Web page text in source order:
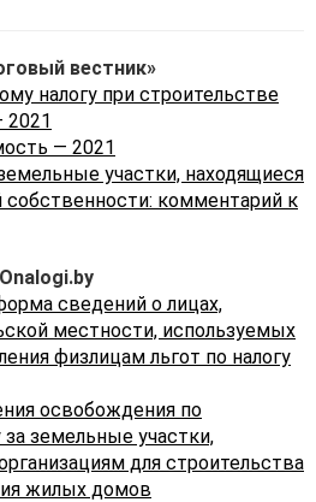
вестник»
налогу при строительстве
2021
— 2021
участки, находящиеся
собственности: комментарий к
сведений о лицах,
местности, используемых
физлицам льгот по налогу
освобождения по
земельные участки,
для строительства
жилых домов